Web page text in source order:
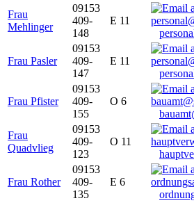
Frau
Mehlinger
09153
409-
148
E 11
Frau Pasler
09153
409-
147
E 11
Frau Pfister
09153
409-
155
O 6
Frau
Quadvlieg
09153
409-
123
O 11
Frau Rother
09153
409-
135
E 6